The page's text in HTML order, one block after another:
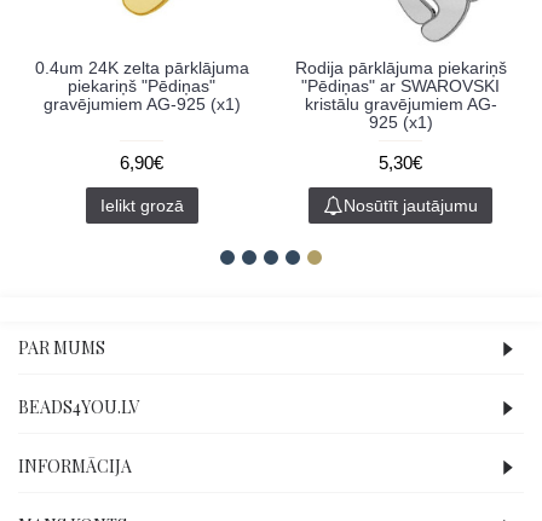
0.4um 24K zelta pārklājuma
piekariņš "Pēdiņas"
gravējumiem AG-925 (x1)
6,90€
Ielikt grozā
Rodija pārklājuma piekariņš
"Pēdiņas" ar SWAROVSKI
kristālu gravējumiem AG-
925 (x1)
5,30€
Nosūtīt jautājumu
PAR MUMS
BEADS4YOU.LV
INFORMĀCIJA